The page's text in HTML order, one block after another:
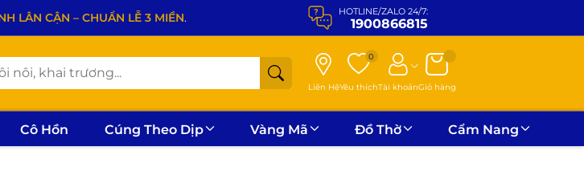
LÂN CẬN – CHUẨN LỄ 3 MIỀN. HOTLINE/ZALO 24/7:
1900866815
Liên Hệ
0
Yêu thíchTài khoảnGiỏ hàng
Cô Hồn Cúng Theo Dịp Vàng Mã Đồ Thờ Cẩm Nang